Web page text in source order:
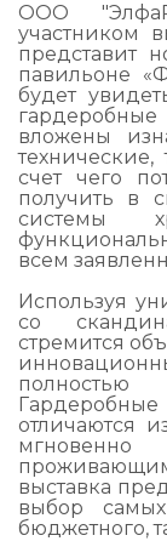
ООО
участником
представит
павильоне
будет
вложены
счет чего
получить в
системы
всем
Используя
со
стремится
отличаются
выставка
выбор
бюджетного,